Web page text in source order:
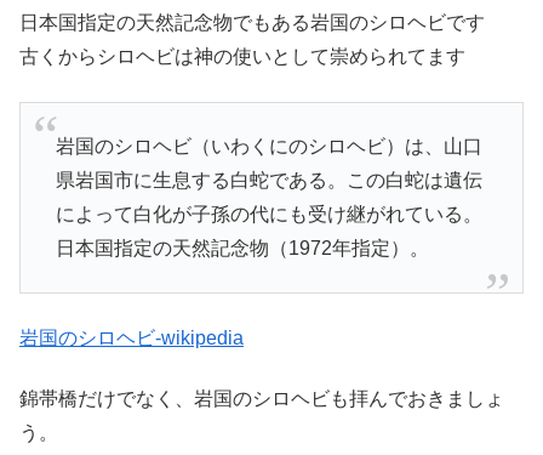
日本国指定の天然記念物でもある岩国のシロヘビです
古くからシロヘビは神の使いとして崇められてます
岩国のシロヘビ（いわくにのシロヘビ）は、山口
県岩国市に生息する白蛇である。この白蛇は遺伝
によって白化が子孫の代にも受け継がれている。
日本国指定の天然記念物（1972年指定）。
岩国のシロヘビ-wikipedia
錦帯橋だけでなく、岩国のシロヘビも拝んでおきましょ
う。